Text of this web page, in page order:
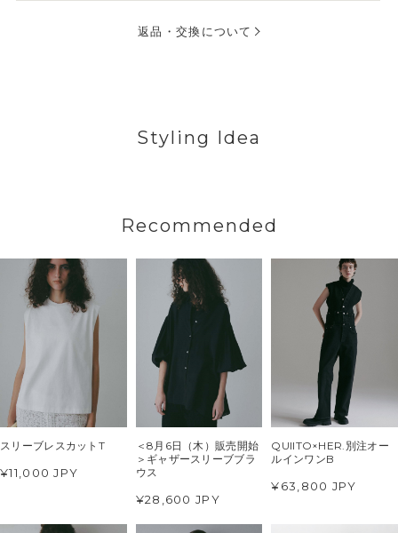
返品・交換について
Styling Idea
Recommended
スリーブレスカットT
¥11,000 JPY
＜8月6日（木）販売開始
＞ギャザースリーブブラ
ウス
¥28,600 JPY
QUIITO×HER.別注オー
ルインワンB
¥63,800 JPY